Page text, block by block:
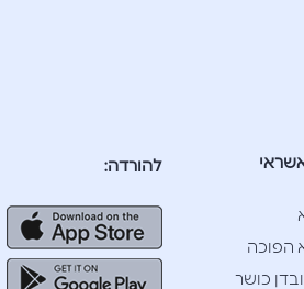
הפוכה
כושר
להורדה: